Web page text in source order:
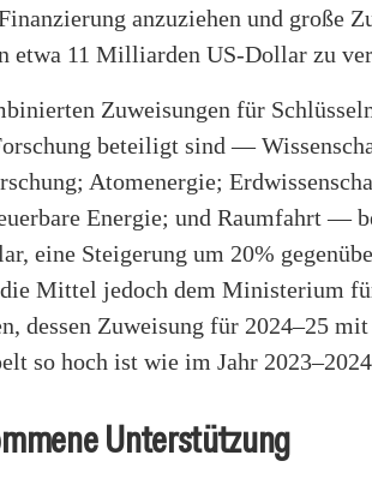
anzuziehen und große
etwa 11 Milliarden US-Dollar zu
Zuweisungen für
beteiligt sind —
Atomenergie;
Energie; und Raumfahrt —
eine Steigerung um 20%
Mittel jedoch dem Ministerium
dessen Zuweisung für 2024–25
so hoch ist wie im Jahr
Unterstützung